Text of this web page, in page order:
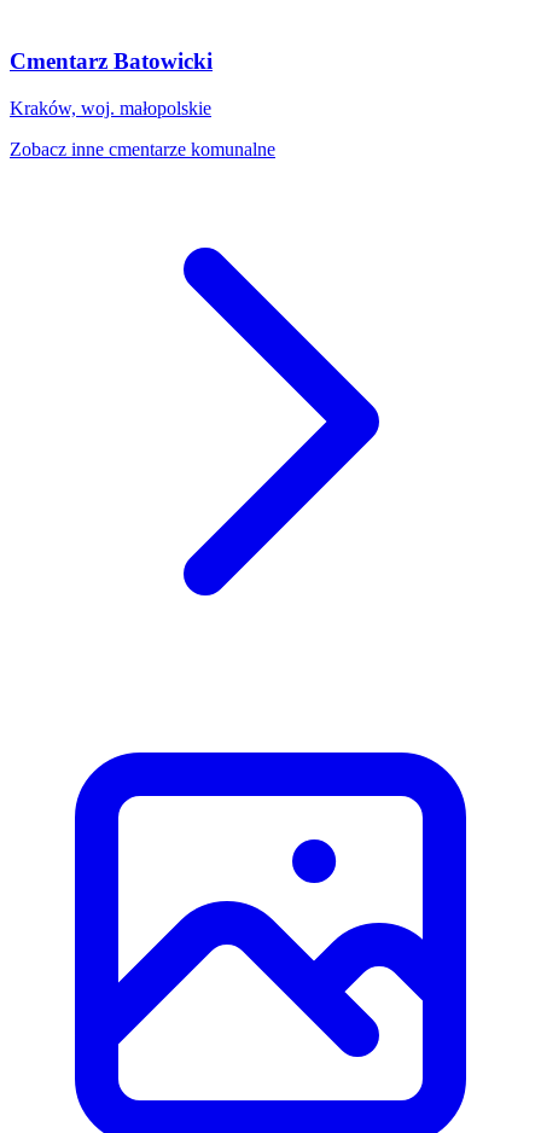
Cmentarz Batowicki
Kraków, woj. małopolskie
Zobacz inne cmentarze komunalne